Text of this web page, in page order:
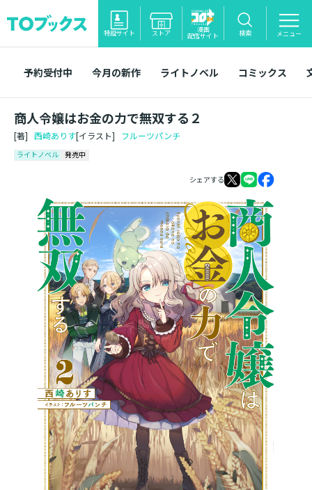
特設サイト ストア 漫画
配信サイト 検索 メニュー
予約受付中 今月の新作 ライトノベル コミックス
商人令嬢はお金の力で無双する２
[著] 西崎ありす[イラスト] フルーツパンチ
ライトノベル 発売中
シェアする